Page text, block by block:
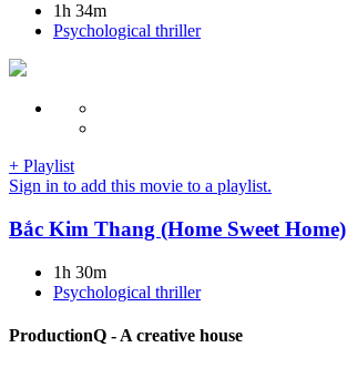
1h 34m
Psychological thriller
+ Playlist
Sign in to add this movie to a playlist.
Bắc Kim Thang (Home Sweet Home)
1h 30m
Psychological thriller
ProductionQ - A creative house